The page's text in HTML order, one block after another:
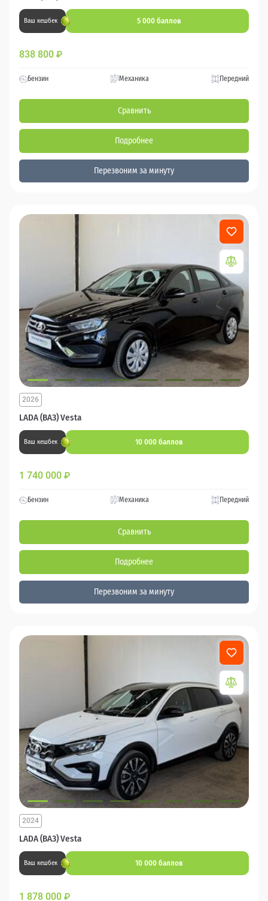
Ваш кешбек 5 000 баллов
838 800 ₽
Бензин Механика Передний
Сравнить
Подробнее
Перезвоним за минуту
LADA (ВАЗ) Vesta
2026
Ваш кешбек 10 000 баллов
1 740 000 ₽
Бензин Механика Передний
Сравнить
Подробнее
Перезвоним за минуту
LADA (ВАЗ) Vesta
2024
Ваш кешбек 10 000 баллов
1 878 000 ₽